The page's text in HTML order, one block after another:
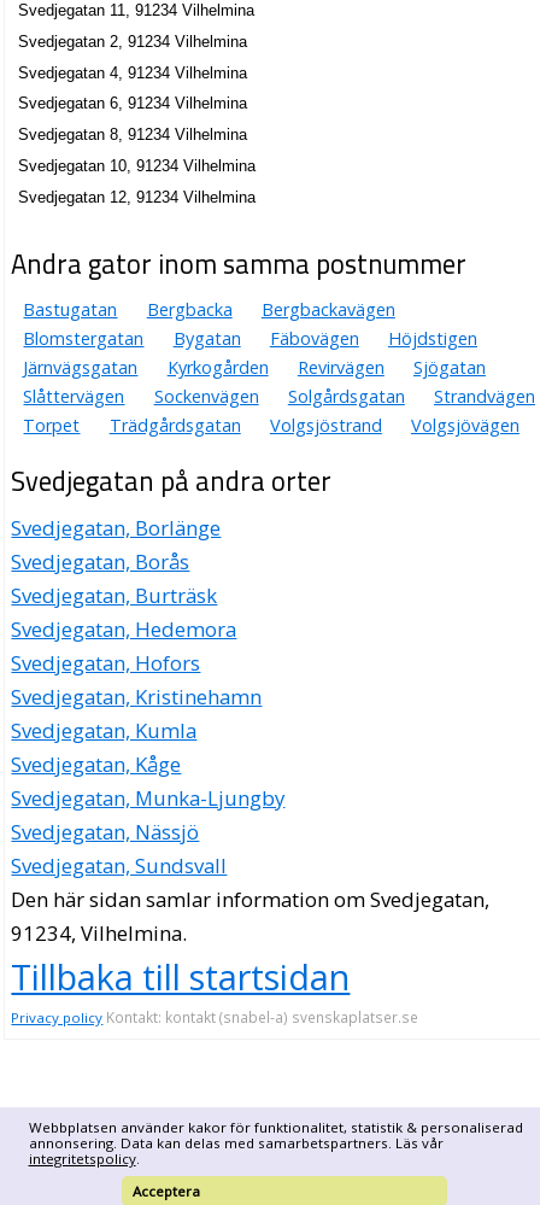
Webbplatsen använder kakor för funktionalitet, statistik & personaliserad
annonsering. Data kan delas med samarbetspartners. Läs vår
integritetspolicy.
Acceptera
Svedjegatan 11, 91234 Vilhelmina
Svedjegatan 2, 91234 Vilhelmina
Svedjegatan 4, 91234 Vilhelmina
Svedjegatan 6, 91234 Vilhelmina
Svedjegatan 8, 91234 Vilhelmina
Svedjegatan 10, 91234 Vilhelmina
Svedjegatan 12, 91234 Vilhelmina
Andra gator inom samma postnummer
Bastugatan Bergbacka
Bergbackavägen
Blomstergatan
Bygatan Fäbovägen
Höjdstigen
Järnvägsgatan
Kyrkogården Revirvägen
Sjögatan
Slåttervägen
Sockenvägen Solgårdsgatan
Strandvägen
Torpet
Trädgårdsgatan Volgsjöstrand Volgsjövägen
Svedjegatan på andra orter
Svedjegatan, Borlänge
Svedjegatan, Borås
Svedjegatan, Burträsk
Svedjegatan, Hedemora
Svedjegatan, Hofors
Svedjegatan, Kristinehamn
Svedjegatan, Kumla
Svedjegatan, Kåge
Svedjegatan, Munka-Ljungby
Svedjegatan, Nässjö
Svedjegatan, Sundsvall
Den här sidan samlar information om Svedjegatan,
91234, Vilhelmina.
Tillbaka till startsidan
Privacy policy Kontakt: kontakt (snabel-a) svenskaplatser.se